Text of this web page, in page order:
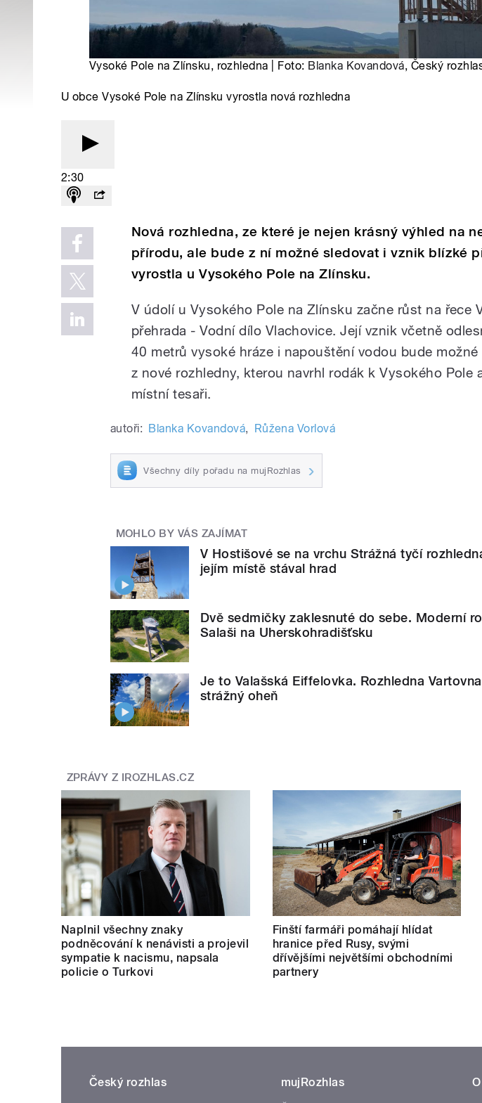
Vysoké Pole na Zlínsku, rozhledna | Foto: Blanka Kovandová, Český
U obce Vysoké Pole na Zlínsku vyrostla nová rozhledna
2:30
Nová rozhledna, ze které je nejen krásný výhled na
přírodu, ale bude z ní možné sledovat i vznik blízké
vyrostla u Vysokého Pole na Zlínsku.
V údolí u Vysokého Pole na Zlínsku začne růst na řece
přehrada - Vodní dílo Vlachovice. Její vznik včetně
40 metrů vysoké hráze i napouštění vodou bude
z nové rozhledny, kterou navrhl rodák k Vysokého Pole
místní tesaři.
autoři: Blanka Kovandová, Růžena Vorlová
Všechny díly pořadu na mujRozhlas
MOHLO BY VÁS ZAJÍMAT
V Hostišové se na vrchu Strážná tyčí
jejím místě stával hrad
Dvě sedmičky zaklesnuté do sebe. Moderní
Salaši na Uherskohradišťsku
Je to Valašská Eiffelovka. Rozhledna
strážný oheň
ZPRÁVY Z IROZHLAS.CZ
Naplnil všechny znaky
podněcování k nenávisti a projevil
sympatie k nacismu, napsala
policie o Turkovi
Finští farmáři pomáhají hlídat
hranice před Rusy, svými
dřívějšími největšími obchodními
partnery
Český rozhlas
mujRozhlas